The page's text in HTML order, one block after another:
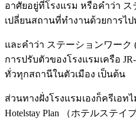
อาศัยอยู่ที่โรงแรม หรือคำว่า ス
เปลี่ยนสถานที่ทำงานด้วยการไป
และคำว่า ステーションワーク
การปรับตัวของโรงแรมเครือ
ทั่วทุกสถานีในตัวเมือง เป็นต้น
ส่วนทางฝั่งโรงแรมเองก็ครีเอ
Hotelstay Plan （ホテルステ